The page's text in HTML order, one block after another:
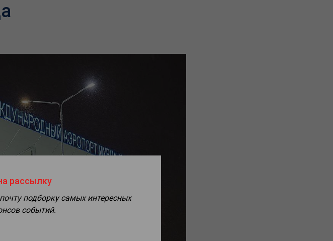
рассылку
подборку самых интересных
событий.